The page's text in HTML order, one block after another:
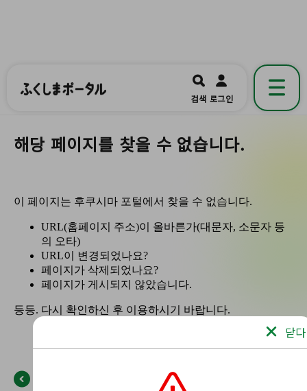
福島県公式の地域情報ポータルアプリ
開く
검색 로그인
해당 페이지를 찾을 수 없습니다.
닫다